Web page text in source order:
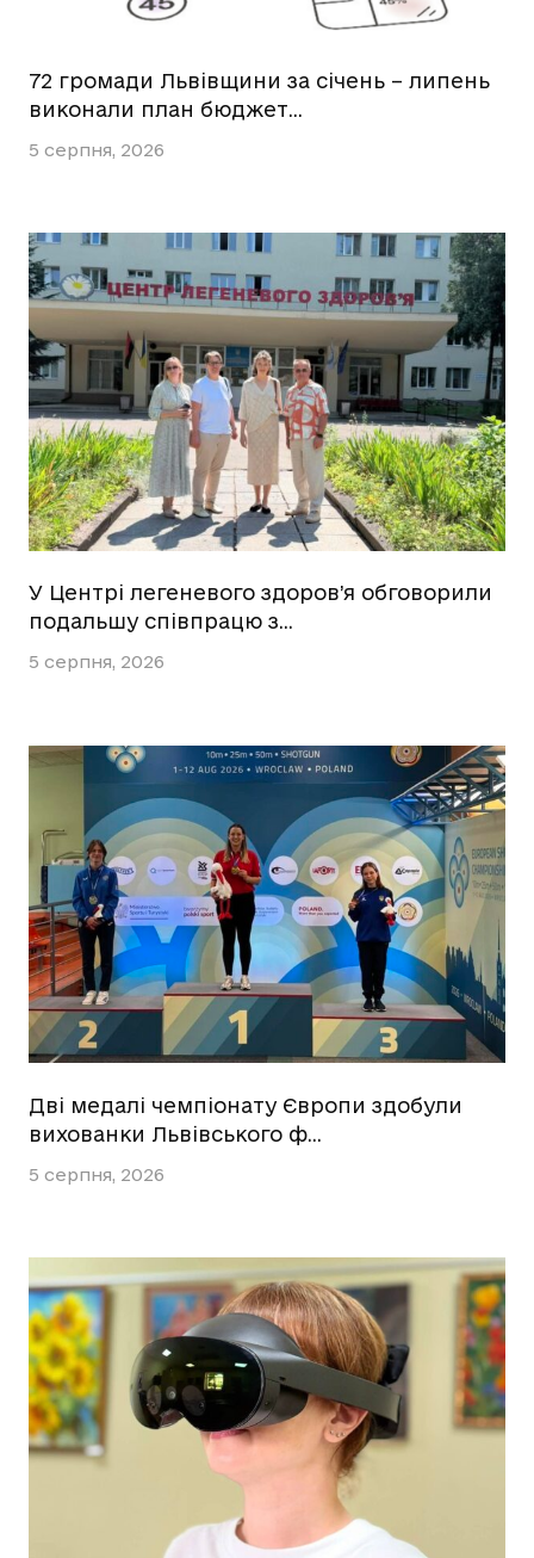
72 громади Львівщини за січень – липень
виконали план бюджет…
5 серпня, 2026
У Центрі легеневого здоров’я обговорили
подальшу співпрацю з…
5 серпня, 2026
Дві медалі чемпіонату Європи здобули
вихованки Львівського ф…
5 серпня, 2026